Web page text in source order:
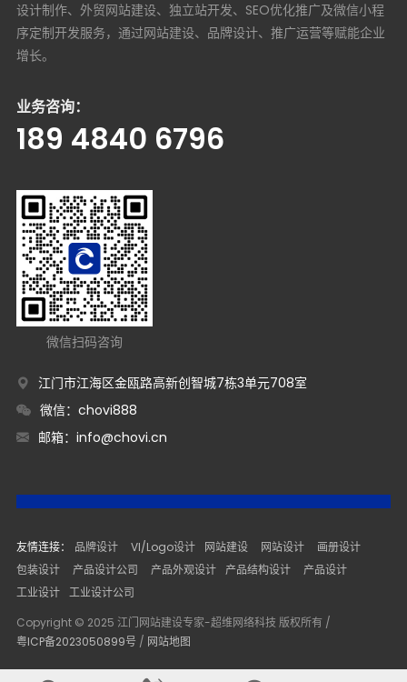
设计制作、外贸网站建设、独立站开发、SEO优化推广及微信小程
序定制开发服务，通过网站建设、品牌设计、推广运营等赋能企业
增长。
业务咨询：
189 4840 6796
微信扫码咨询
江门市江海区金瓯路高新创智城7栋3单元708室
微信：chovi888
邮箱： info@chovi.cn
友情连接： 品牌设计 VI/Logo设计 网站建设 网站设计
画册设计
包装设计
产品设计公司 产品外观设计 产品结构设计
产品设计
工业设计 工业设计公司
Copyright © 2025 江门网站建设专家-超维网络科技 版权所有 /
粤ICP备2023050899号 / 网站地图